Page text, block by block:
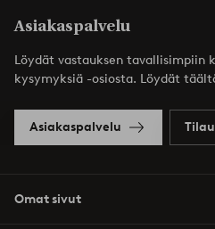
Asiakaspalvelu
Löydät vastauksen tavallisimpiin
kysymyksiä -osiosta. Löydät
Asiakaspalvelu
Omat sivut